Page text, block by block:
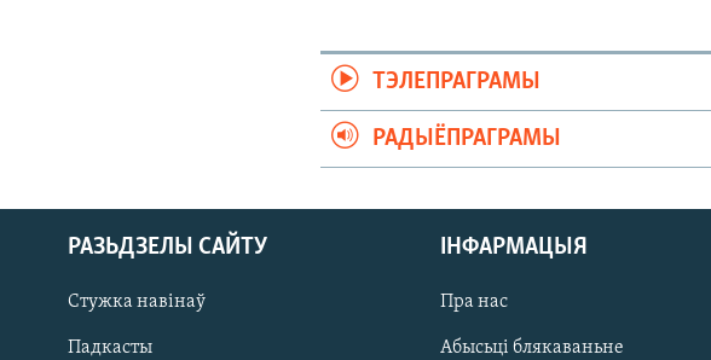
ТЭЛЕПРАГРАМЫ
РАДЫЁПРАГРАМЫ
РАЗЬДЗЕЛЫ САЙТУ
Стужка навінаў
Падкасты
ІНФАРМАЦЫЯ
Пра нас
Абысьці блякаваньне